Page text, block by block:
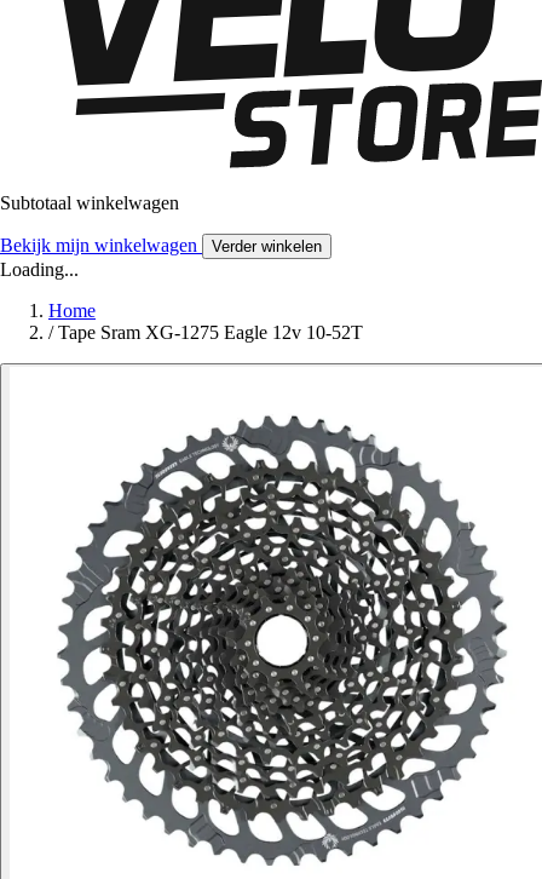
Subtotaal winkelwagen
Bekijk mijn winkelwagen Verder winkelen
Loading...
Home
/ Tape Sram XG-1275 Eagle 12v 10-52T